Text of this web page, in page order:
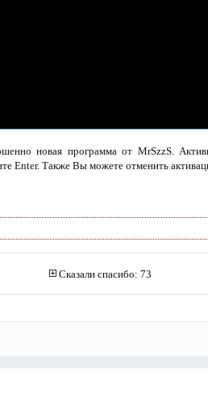
новая программа от MrSzzS.
Enter. Также Вы можете отменить
Сказали спасибо: 73